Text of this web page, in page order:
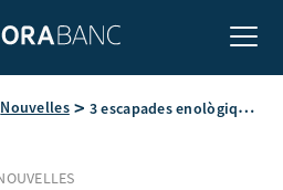
Nouvelles 3 escapades enològiques per tancar les vacances